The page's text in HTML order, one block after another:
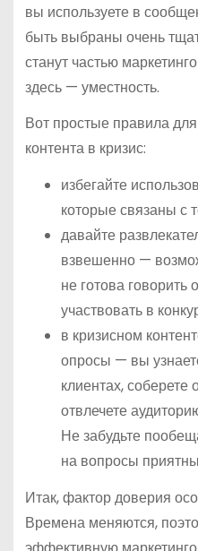
вы используете в
быть выбраны очень
станут частью
здесь — уместность.
Вот простые правила
контента в кризис:
избегайте
которые связаны с
давайте
взвешенно —
не готова говорить
участвовать в
в кризисном
опросы — вы
клиентах,
отвлечете
Не забудьте
на вопросы
Итак, фактор доверия
Времена меняются,